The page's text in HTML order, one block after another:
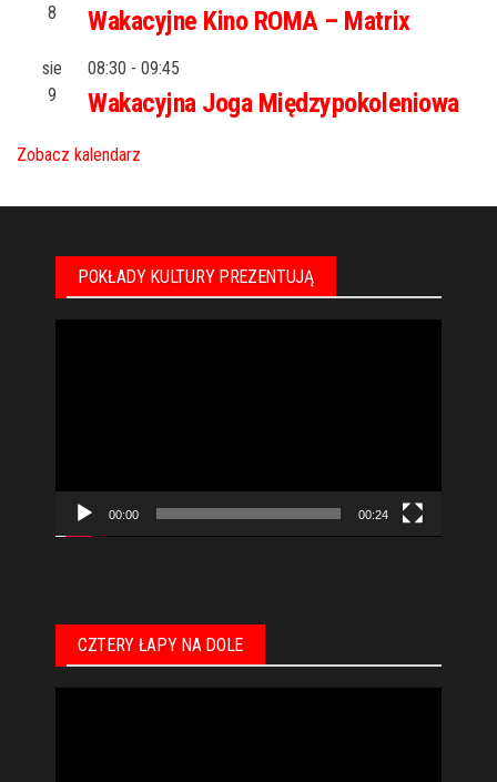
8
Wakacyjne Kino ROMA – Matrix
sie
9
08:30 - 09:45
Wakacyjna Joga Międzypokoleniowa
Zobacz kalendarz
POKŁADY KULTURY PREZENTUJĄ
00:00 00:24
CZTERY ŁAPY NA DOLE